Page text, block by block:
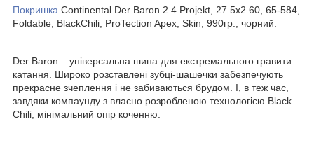
Покришка Continental Der Baron 2.4 Projekt, 27.5x2.60, 65-584,
Foldable, BlackChili, ProTection Apex, Skin, 990гр., чорний.
Der Baron – універсальна шина для екстремального гравити
катання. Широко розставлені зубці-шашечки забезпечують
прекрасне зчеплення і не забиваються брудом. І, в теж час,
завдяки компаунду з власно розробленою технологією Black
Chili, мінімальний опір коченню.